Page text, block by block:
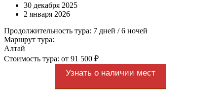
30 декабря 2025
2 января 2026
Продолжительность тура: 7 дней / 6 ночей
Маршрут тура:
Алтай
Стоимость тура: от 91 500 ₽
Узнать о наличии мест